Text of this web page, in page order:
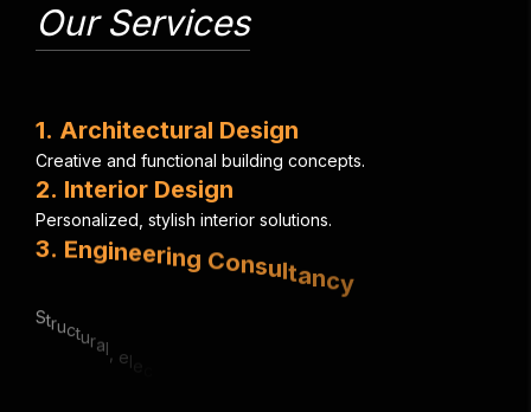
Our Services
1. Architectural Design
Creative and functional building concepts.
2. Interior Design
Personalized, stylish interior solutions.
3. Engineering C
& chanical expert
4. Urba